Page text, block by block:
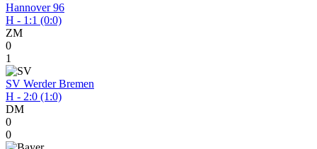
Hannover 96
H - 1:1 (0:0)
ZM
0
1
SV Werder Bremen
H - 2:0 (1:0)
DM
0
0